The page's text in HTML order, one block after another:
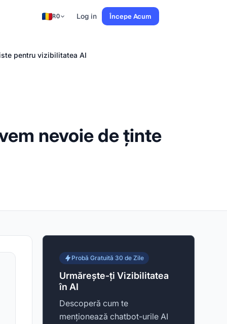
RO Log in Începe Acum
pentru vizibilitatea AI
nevoie de ținte
Probă Gratuită 30 de Zile
Urmărește-ți Vizibilitatea
în AI
Descoperă cum te
menționează chatbot-urile AI